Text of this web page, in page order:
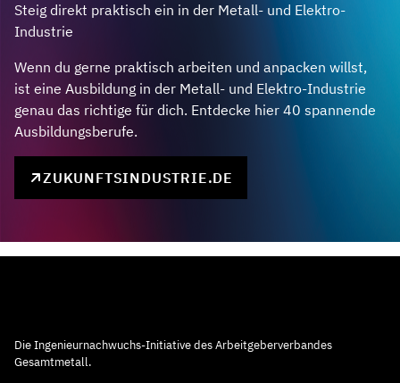
Steig direkt praktisch ein in der Metall- und Elektro-
Industrie
Wenn du gerne praktisch arbeiten und anpacken willst,
ist eine Ausbildung in der Metall- und Elektro-Industrie
genau das richtige für dich. Entdecke hier 40 spannende
Ausbildungsberufe.
ZUKUNFTSINDUSTRIE.DE
Die Ingenieurnachwuchs-Initiative des Arbeitgeberverbandes
Gesamtmetall.